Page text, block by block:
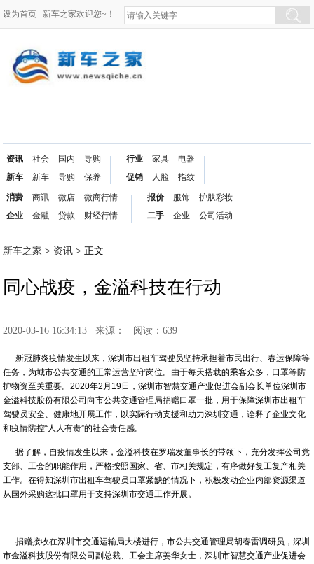
设为首页 新车之家欢迎您~！
资讯
新车
社会
新车
国内
导购
导购
保养
行业
促销
家具
人脸
电器
指纹
消费
企业
商讯
金融
微店
贷款
微商行情
财经行情
报价
二手
服饰
企业
护肤彩妆
公司活动
新车之家 > 资讯 > 正文
同心战疫，金溢科技在行动
2020-03-16 16:34:13 来源： 阅读：639
新冠肺炎疫情发生以来，深圳市出租车驾驶员坚持承担着市民出行、春运保障等
任务，为城市公共交通的正常运营坚守岗位。由于每天搭载的乘客众多，口罩等防
护物资至关重要。2020年2月19日，深圳市智慧交通产业促进会副会长单位深圳市
金溢科技股份有限公司向市公共交通管理局捐赠口罩一批，用于保障深圳市出租车
驾驶员安全、健康地开展工作，以实际行动支援和助力深圳交通，诠释了企业文化
和疫情防控“人人有责”的社会责任感。
据了解，自疫情发生以来，金溢科技在罗瑞发董事长的带领下，充分发挥公司党
支部、工会的职能作用，严格按照国家、省、市相关规定，有序做好复工复产相关
工作。在得知深圳市出租车驾驶员口罩紧缺的情况下，积极发动企业内部资源渠道
从国外采购这批口罩用于支持深圳市交通工作开展。
捐赠接收在深圳市交通运输局大楼进行，市公共交通管理局胡春雷调研员，深圳
市金溢科技股份有限公司副总裁、工会主席姜华女士，深圳市智慧交通产业促进会